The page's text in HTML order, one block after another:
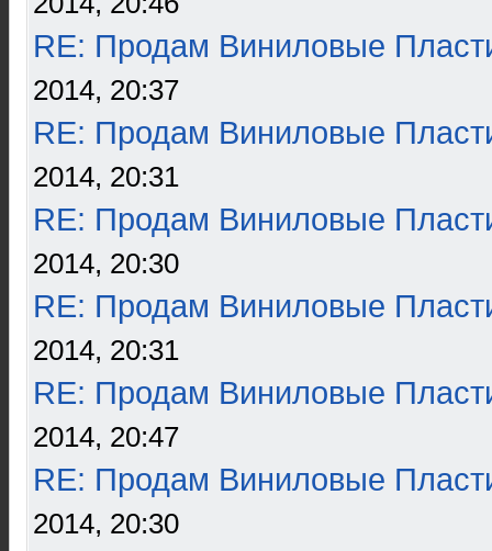
RE: Продам Виниловые
2014, 20:37
RE: Продам Виниловые
2014, 20:31
RE: Продам Виниловые
2014, 20:30
RE: Продам Виниловые
2014, 20:31
RE: Продам Виниловые
2014, 20:47
RE: Продам Виниловые
2014, 20:30